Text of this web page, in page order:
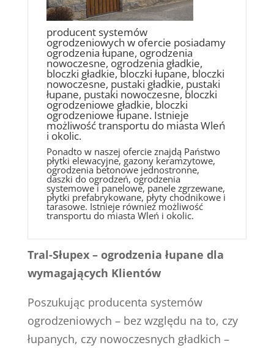
producent systemów
ogrodzeniowych w ofercie posiadamy
ogrodzenia łupane, ogrodzenia
nowoczesne, ogrodzenia gładkie,
bloczki gładkie, bloczki łupane, bloczki
nowoczesne, pustaki gładkie, pustaki
łupane, pustaki nowoczesne, bloczki
ogrodzeniowe gładkie, bloczki
ogrodzeniowe łupane. Istnieje
możliwość transportu do miasta Wleń
i okolic.
Ponadto w naszej ofercie znajdą Państwo
płytki elewacyjne, gazony keramzytowe,
ogrodzenia betonowe jednostronne,
daszki do ogrodzeń, ogrodzenia
systemowe i panelowe, panele zgrzewane,
płytki prefabrykowane, płyty chodnikowe i
tarasowe. Istnieje również możliwość
transportu do miasta Wleń i okolic.
Tral-Słupex – ogrodzenia łupane dla
wymagających Klientów
Poszukując producenta systemów
ogrodzeniowych – bez względu na to, czy
łupanych, czy nowoczesnych gładkich –